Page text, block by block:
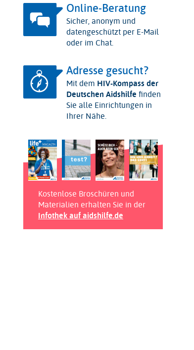
Online-Beratung
Sicher, anonym und
datengeschützt per E-Mail
oder im Chat.
Adresse gesucht?
Mit dem HIV-Kompass der
Deutschen Aidshilfe finden
Sie alle Einrichtungen in
Ihrer Nähe.
Kostenlose Broschüren und
Materialien erhalten Sie in der
Infothek auf aidshilfe.de